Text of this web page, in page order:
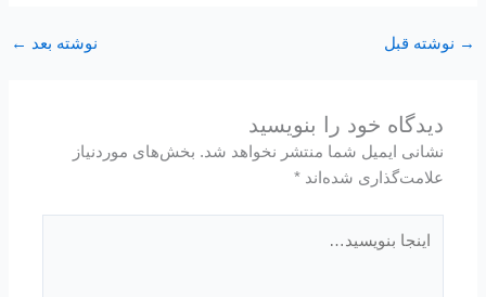
→ نوشته قبل نوشته بعد ←
دیدگاه‌ خود را بنویسید
نشانی ایمیل شما منتشر نخواهد شد. بخش‌های موردنیاز
علامت‌گذاری شده‌اند*
بنویسید…